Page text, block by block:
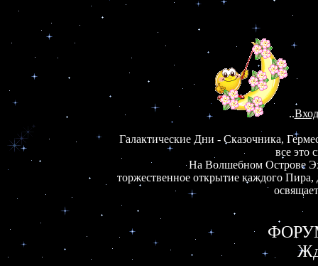
..
Галактические Дни - Сказочника,
все это
На Волшебном Острове
торжественное открытие каждого